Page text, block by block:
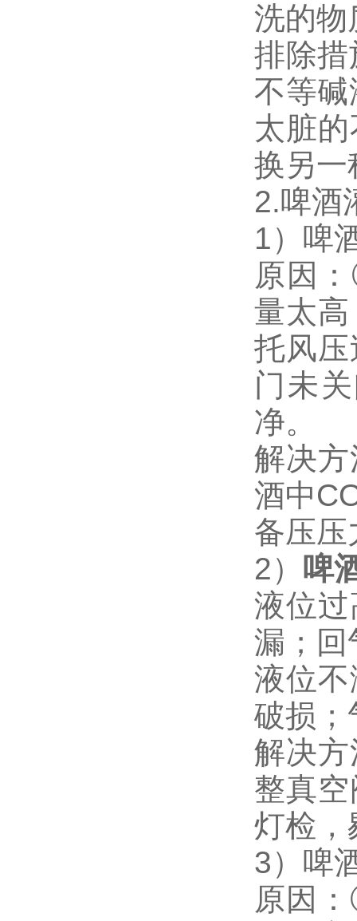
洗的物
排除
不等
太脏
换另一
2.啤酒
1）啤
原因
量太
托风
门未
净。
解决
酒中
备压
2） 啤
液位
漏；回
液位
破损；
解决
整真
灯检，
3）啤
原因